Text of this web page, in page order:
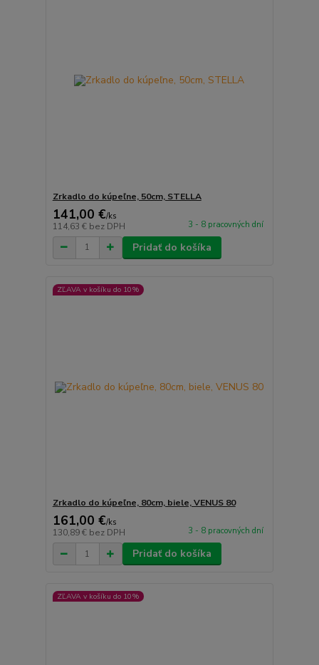
Zrkadlo do kúpeľne, 50cm, STELLA
141,00 €/ks
114,63 € bez DPH 3 - 8 pracovných dní
Pridať do košíka
ZĽAVA v košíku do 10%
Zrkadlo do kúpeľne, 80cm, biele, VENUS 80
161,00 €/ks
130,89 € bez DPH 3 - 8 pracovných dní
Pridať do košíka
ZĽAVA v košíku do 10%